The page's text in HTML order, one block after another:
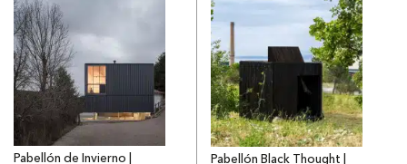
Pabellón de Invierno |
Pabellón Black Thought |